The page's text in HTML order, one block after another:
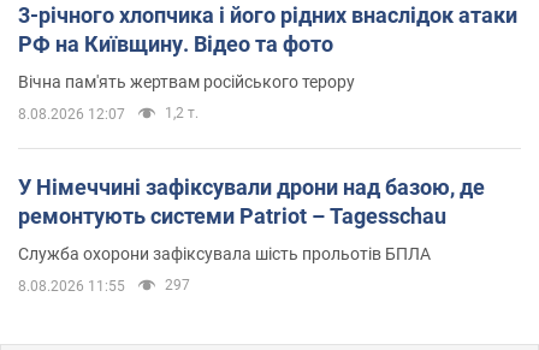
3-річного хлопчика і його рідних внаслідок атаки
РФ на Київщину. Відео та фото
Вічна пам'ять жертвам російського терору
8.08.2026 12:07 1,2 т.
У Німеччині зафіксували дрони над базою, де
ремонтують системи Patriot – Tagesschau
Служба охорони зафіксувала шість прольотів БПЛА
8.08.2026 11:55 297